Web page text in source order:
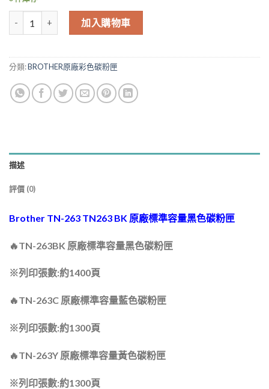
Brother TN-263 TN263 BK 原廠標準容量黑色碳粉匣 數量
加入購物車
分類:BROTHER原廠彩色碳粉匣
描述
評價 (0)
Brother TN-263 TN263 BK 原廠標準容量黑色碳粉匣
🔥TN-263BK 原廠標準容量黑色碳粉匣
※列印張數:約1400頁
🔥TN-263C 原廠標準容量藍色碳粉匣
※列印張數:約1300頁
🔥TN-263Y 原廠標準容量黃色碳粉匣
※列印張數:約1300頁